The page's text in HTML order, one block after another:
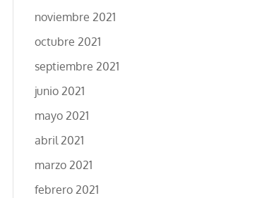
noviembre 2021
octubre 2021
septiembre 2021
junio 2021
mayo 2021
abril 2021
marzo 2021
febrero 2021